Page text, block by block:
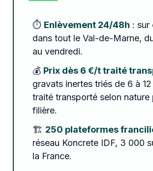
⏱️ Enlèvement 24/48h : sur
dans tout le Val-de-Marne,
au vendredi.
💰 Prix dès 6 €/t traité
gravats inertes triés de 6 à
traité transporté selon nature
filière.
🏗️ 250 plateformes
réseau Koncrete IDF, 3 000
la France.